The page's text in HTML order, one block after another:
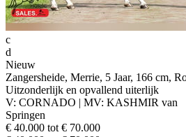
c
d
Nieuw
Zangersheide, Merrie, 5 Jaar, 166 cm,
Uitzonderlijk en opvallend uiterlijk
V: CORNADO | MV: KASHMIR van
Springen
€ 40.000 tot € 70.000